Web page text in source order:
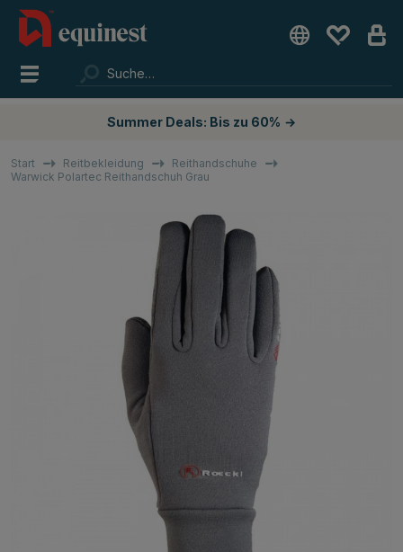
Summer Deals: Bis zu 60% →
Start Reitbekleidung
Reithandschuhe
Warwick Polartec Reithandschuh Grau